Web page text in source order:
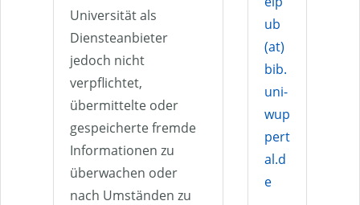
Universität als
Diensteanbieter
jedoch nicht
verpflichtet,
übermittelte oder
gespeicherte fremde
Informationen zu
überwachen oder
nach Umständen zu
ub
(at)
bib.
uni-
wup
pert
al.d
e